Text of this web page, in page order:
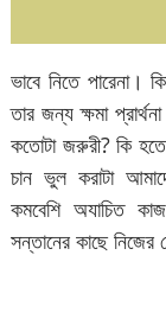
ভাবে নিতে পারেনা।
তার জন্য ক্ষমা
কতোটা জরুরী? কি
চান ভুল করাটা
কমবেশি অযাচিত
সন্তানের কাছে